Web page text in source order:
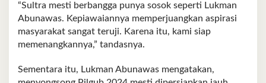
“Sultra mesti berbangga punya sosok seperti Lukman
Abunawas. Kepiawaiannya memperjuangkan aspirasi
masyarakat sangat teruji. Karena itu, kami siap
memenangkannya,” tandasnya.
Sementara itu, Lukman Abunawas mengatakan,